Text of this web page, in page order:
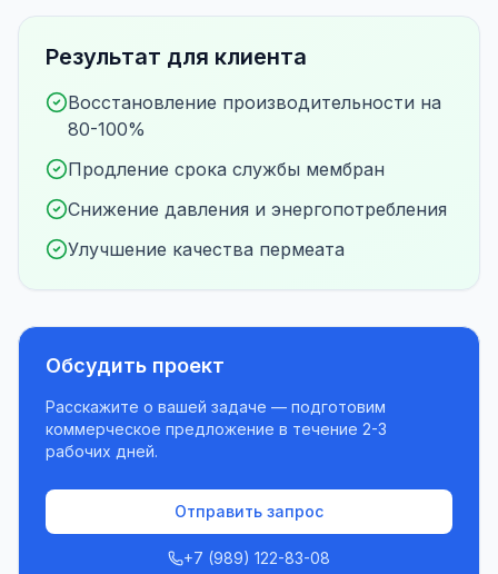
Результат для клиента
Восстановление производительности на
80-100%
Продление срока службы мембран
Снижение давления и энергопотребления
Улучшение качества пермеата
Обсудить проект
Расскажите о вашей задаче — подготовим
коммерческое предложение в течение 2-3
рабочих дней.
Отправить запрос
+7 (989) 122-83-08